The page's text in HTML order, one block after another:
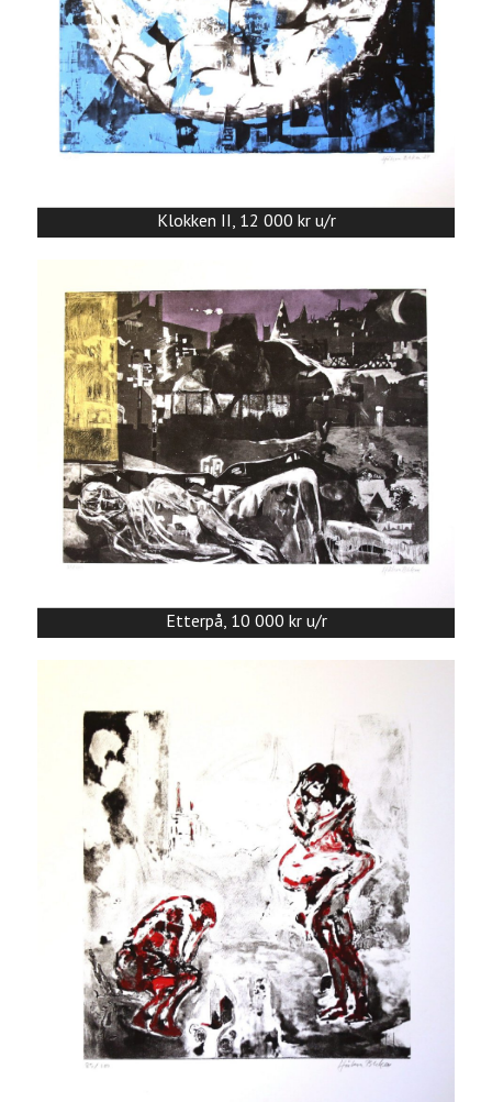
Klokken II, 12 000 kr u/r
Etterpå, 10 000 kr u/r